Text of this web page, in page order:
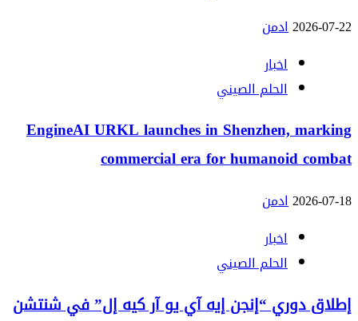
2026-07-22ادمن
اخبار
الحلم الصيني
EngineAI URKL launches in Shenzhen, marking
commercial era for humanoid combat
2026-07-18ادمن
اخبار
الحلم الصيني
إطلاق دوري “إنجن إيه آي يو آر كيه إل” في شنتشن